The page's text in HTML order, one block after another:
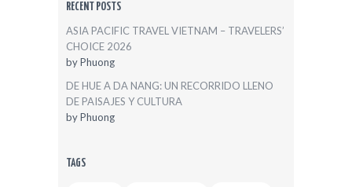
RECENT POSTS
ASIA PACIFIC TRAVEL VIETNAM – TRAVELERS’
CHOICE 2026
byPhuong
DE HUE A DA NANG: UN RECORRIDO LLENO
DE PAISAJES Y CULTURA
byPhuong
TAGS